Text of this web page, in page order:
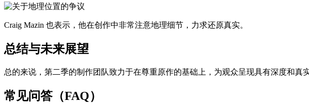
Craig Mazin 也表示，他在创作中非常注意地理细节，力求还原真实。
总结与未来展望
总的来说，第二季的制作团队致力于在尊重原作的基础上，为观众呈现具有深度和
常见问答（FAQ）